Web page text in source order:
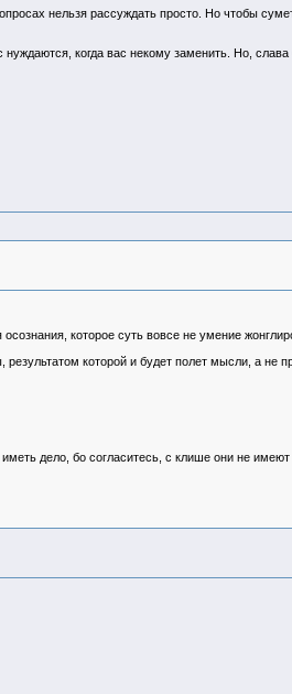
нельзя рассуждать просто. Но чтобы
когда вас некому заменить. Но,
которое суть вовсе не умение
результатом которой и будет полет мысли, а не
дело, бо согласитесь, с клише они не